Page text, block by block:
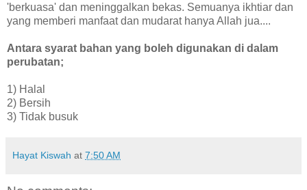
'berkuasa' dan meninggalkan bekas. Semuanya ikhtiar dan
yang memberi manfaat dan mudarat hanya Allah jua....
Antara syarat bahan yang boleh digunakan di dalam
perubatan;
1) Halal
2) Bersih
3) Tidak busuk
Hayat Kiswah at 7:50 AM